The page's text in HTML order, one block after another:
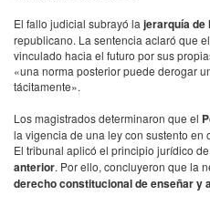
El fallo judicial subrayó la jerarquía de
republicano. La sentencia aclaró que
vinculado hacia el futuro por sus
«una norma posterior puede derogar
tácitamente».
Los magistrados determinaron que el
la vigencia de una ley con sustento
El tribunal aplicó el principio jurídico
anterior. Por ello, concluyeron que la
derecho constitucional de enseñar y